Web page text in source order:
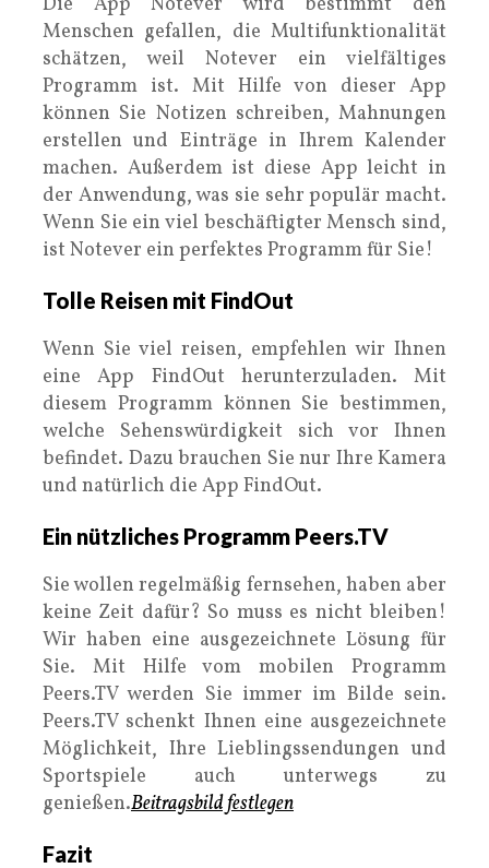
Menschen gefallen, die Multifunktionalität
schätzen, weil Notever ein vielfältiges
Programm ist. Mit Hilfe von dieser App
können Sie Notizen schreiben, Mahnungen
erstellen und Einträge in Ihrem Kalender
machen. Außerdem ist diese App leicht in
der Anwendung, was sie sehr populär macht.
Wenn Sie ein viel beschäftigter Mensch sind,
ist Notever ein perfektes Programm für Sie!
Tolle Reisen mit FindOut
Wenn Sie viel reisen, empfehlen wir Ihnen
eine App FindOut herunterzuladen. Mit
diesem Programm können Sie bestimmen,
welche Sehenswürdigkeit sich vor Ihnen
befindet. Dazu brauchen Sie nur Ihre Kamera
und natürlich die App FindOut.
Ein nützliches Programm Peers.TV
Sie wollen regelmäßig fernsehen, haben aber
keine Zeit dafür? So muss es nicht bleiben!
Wir haben eine ausgezeichnete Lösung für
Sie. Mit Hilfe vom mobilen Programm
Peers.TV werden Sie immer im Bilde sein.
Peers.TV schenkt Ihnen eine ausgezeichnete
Möglichkeit, Ihre Lieblingssendungen und
Sportspiele auch unterwegs zu
genießen.Beitragsbild festlegen
Fazit